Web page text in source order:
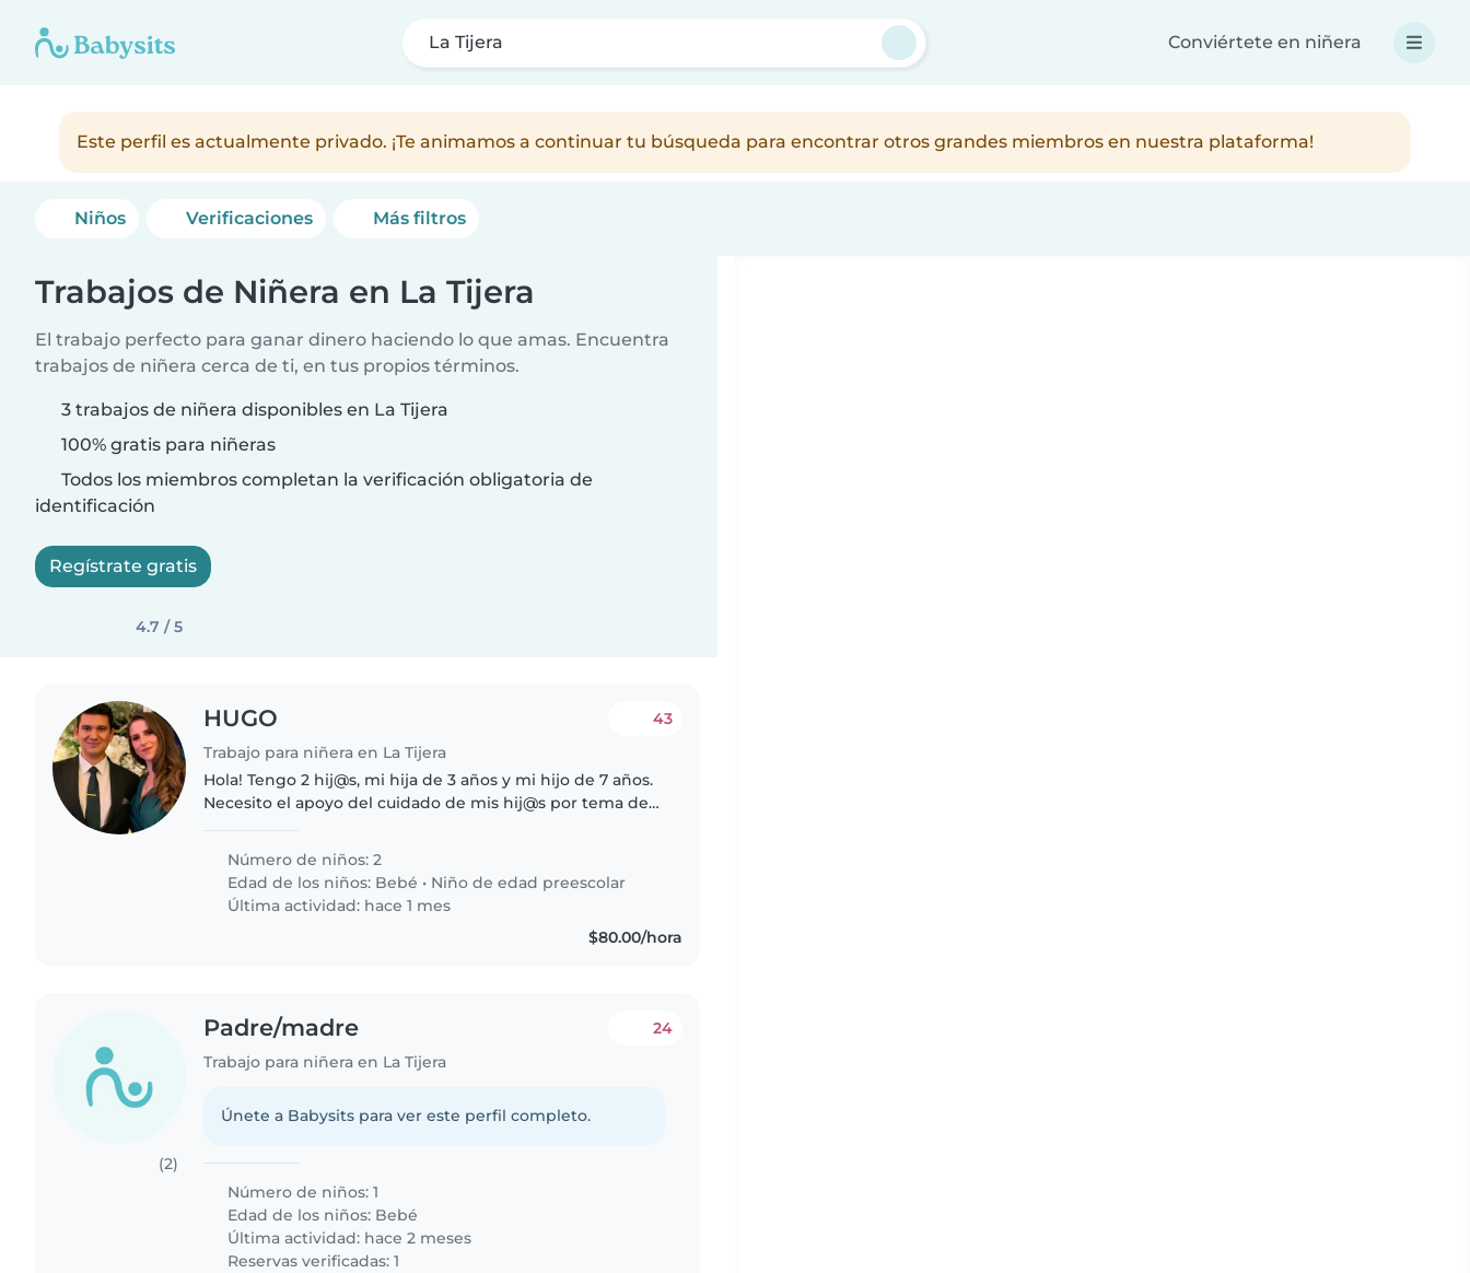
La Tijera Conviértete en niñera
Este perfil es actualmente privado. ¡Te animamos a continuar tu búsqueda para encontrar otros grandes miembros en nuestra plataforma!
Niños Verificaciones Más filtros
Trabajos de Niñera en La Tijera
El trabajo perfecto para ganar dinero haciendo lo que amas. Encuentra
trabajos de niñera cerca de ti, en tus propios términos.
3 trabajos de niñera disponibles en La Tijera
100% gratis para niñeras
Todos los miembros completan la verificación obligatoria de
identificación
Regístrate gratis
4.7 / 5
HUGO
Trabajo para niñera en La Tijera
43
Hola! Tengo 2 hij@s, mi hija de 3 años y mi hijo de 7 años.
Necesito el apoyo del cuidado de mis hij@s por tema de
8hrs por..
Número de niños: 2
Edad de los niños: Bebé • Niño de edad preescolar
Última actividad: hace 1 mes
$80.00/hora
(2)
Padre/madre
Trabajo para niñera en La Tijera
24
Únete a Babysits para ver este perfil completo.
Número de niños: 1
Edad de los niños: Bebé
Última actividad: hace 2 meses
Reservas verificadas: 1